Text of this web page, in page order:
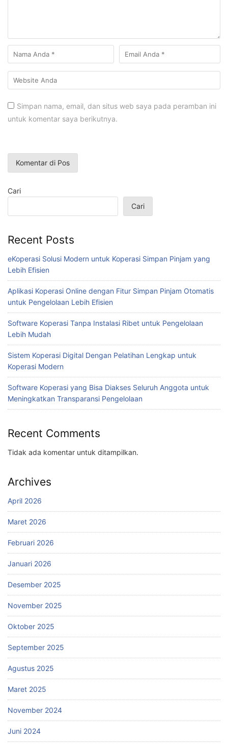
Simpan nama, email, dan situs web saya pada peramban ini
untuk komentar saya berikutnya.
Cari
Cari
Recent Posts
eKoperasi Solusi Modern untuk Koperasi Simpan Pinjam yang
Lebih Efisien
Aplikasi Koperasi Online dengan Fitur Simpan Pinjam Otomatis
untuk Pengelolaan Lebih Efisien
Software Koperasi Tanpa Instalasi Ribet untuk Pengelolaan
Lebih Mudah
Sistem Koperasi Digital Dengan Pelatihan Lengkap untuk
Koperasi Modern
Software Koperasi yang Bisa Diakses Seluruh Anggota untuk
Meningkatkan Transparansi Pengelolaan
Recent Comments
Tidak ada komentar untuk ditampilkan.
Archives
April 2026
Maret 2026
Februari 2026
Januari 2026
Desember 2025
November 2025
Oktober 2025
September 2025
Agustus 2025
Maret 2025
November 2024
Juni 2024